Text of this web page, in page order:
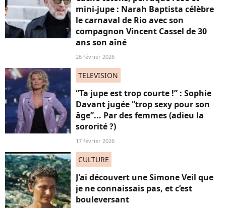
mini-jupe : Narah Baptista célèbre
le carnaval de Rio avec son
compagnon Vincent Cassel de 30
ans son aîné
26 février 2026
TELEVISION
“Ta jupe est trop courte !” : Sophie
Davant jugée “trop sexy pour son
âge”... Par des femmes (adieu la
sororité ?)
17 février 2026
CULTURE
J'ai découvert une Simone Veil que
je ne connaissais pas, et c’est
bouleversant